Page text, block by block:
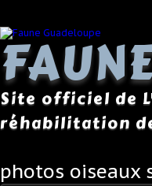
Site officiel de
réhabilitation
photos oiseaux